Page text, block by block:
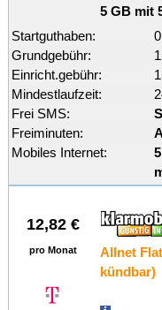
5 GB mit
Startguthaben:
Grundgebühr:
Einricht.gebühr:
Mindestlaufzeit:
Frei SMS:
Freiminuten:
Mobiles Internet:
12,82 €
pro Monat
Allnet
kündbar)